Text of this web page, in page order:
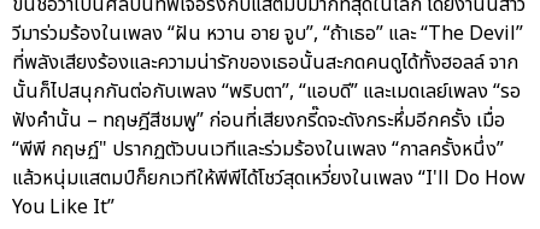
วีมาร่วมร้องในเพลง “ฝัน หวาน อาย จูบ”, “ถ้าเธอ” และ “The Devil”
ที่พลังเสียงร้องและความน่ารักของเธอนั้นสะกดคนดูได้ทั้งฮอลล์ จาก
นั้นก็ไปสนุกกันต่อกับเพลง “พริบตา”, “แอบดี” และเมดเลย์เพลง “รอ
ฟังคำนั้น – ทฤษฎีสีชมพู” ก่อนที่เสียงกรี๊ดจะดังกระหึ่มอีกครั้ง เมื่อ
“พีพี กฤษฏ์" ปรากฏตัวบนเวทีและร่วมร้องในเพลง “กาลครั้งหนึ่ง”
แล้วหนุ่มแสตมป์ก็ยกเวทีให้พีพีได้โชว์สุดเหวี่ยงในเพลง “I'll Do How
You Like It”